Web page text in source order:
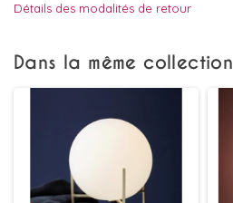
Détails des modalités de retour
Dans la même collection